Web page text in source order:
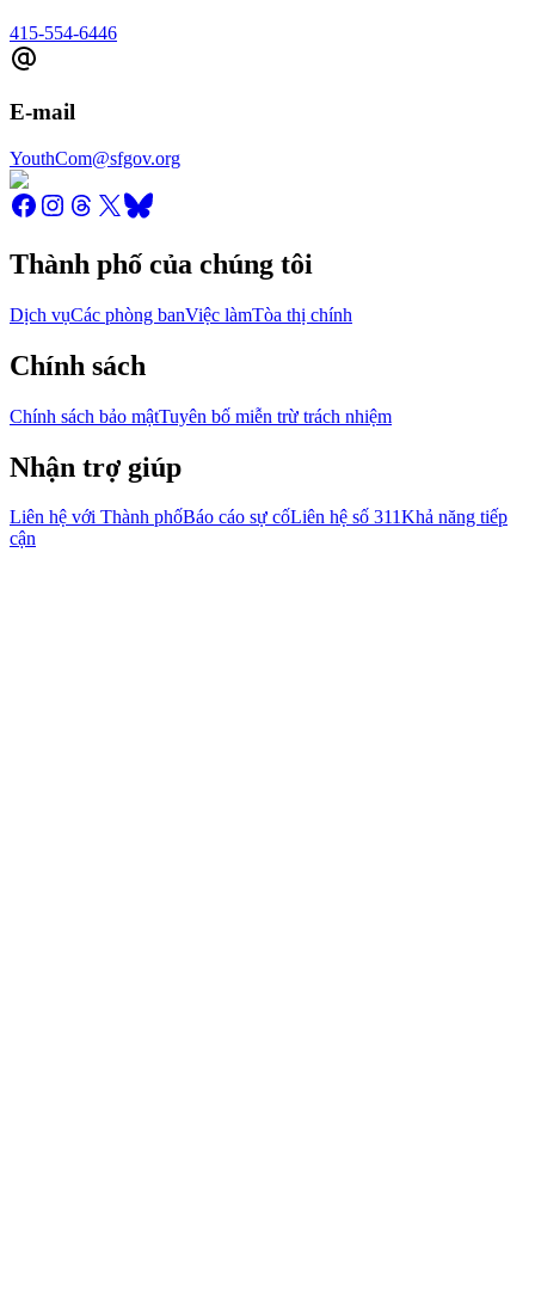
415-554-6446
E-mail
YouthCom@sfgov.org
Thành phố của chúng tôi
Dịch vụCác phòng banViệc làmTòa thị chính
Chính sách
Chính sách bảo mậtTuyên bố miễn trừ trách nhiệm
Nhận trợ giúp
Liên hệ với Thành phốBáo cáo sự cốLiên hệ số 311Khả năng tiếp
cận